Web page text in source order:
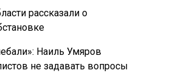
рассказали о
Наиль Умяров
не задавать вопросы